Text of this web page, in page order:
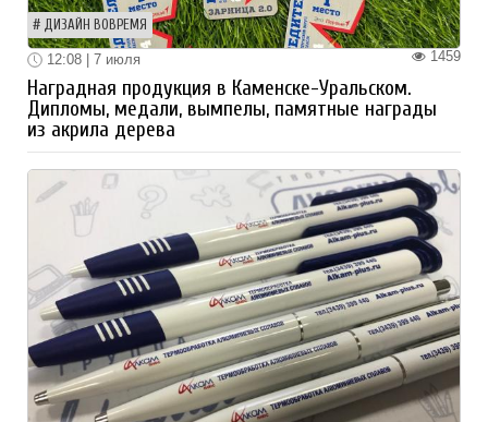
ДИЗАЙН ВОВРЕМЯ
1459
12:08 | 7 июля
Наградная продукция в Каменске-Уральском.
Дипломы, медали, вымпелы, памятные награды
из акрила дерева